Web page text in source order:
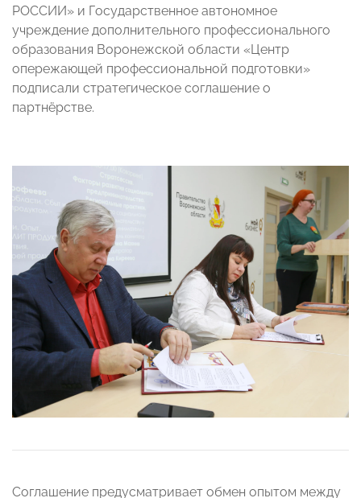
РОССИИ» и Государственное автономное
учреждение дополнительного профессионального
образования Воронежской области «Центр
опережающей профессиональной подготовки»
подписали стратегическое соглашение о
партнёрстве.
Соглашение предусматривает обмен опытом между